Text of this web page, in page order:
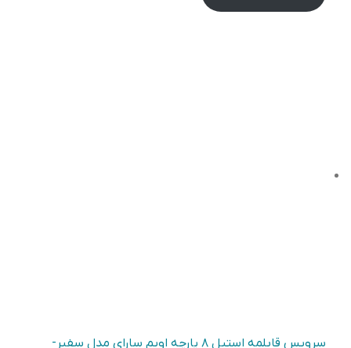
سرویس قابلمه استیل ۸ پارچه اویم سارای مدل سفیر-